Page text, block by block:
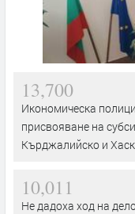
13,700
Икономическа
присвояване на
Кърджалийско и
10,011
Не дадоха ход на